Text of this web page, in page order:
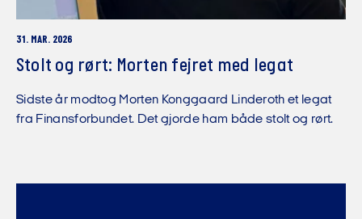
31. MAR. 2026
Stolt og rørt: Morten fejret med legat
Sidste år modtog Morten Konggaard Linderoth et legat
fra Finansforbundet. Det gjorde ham både stolt og rørt.